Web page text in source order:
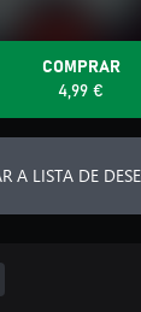
COMPRAR
4,99 €
A LISTA DE